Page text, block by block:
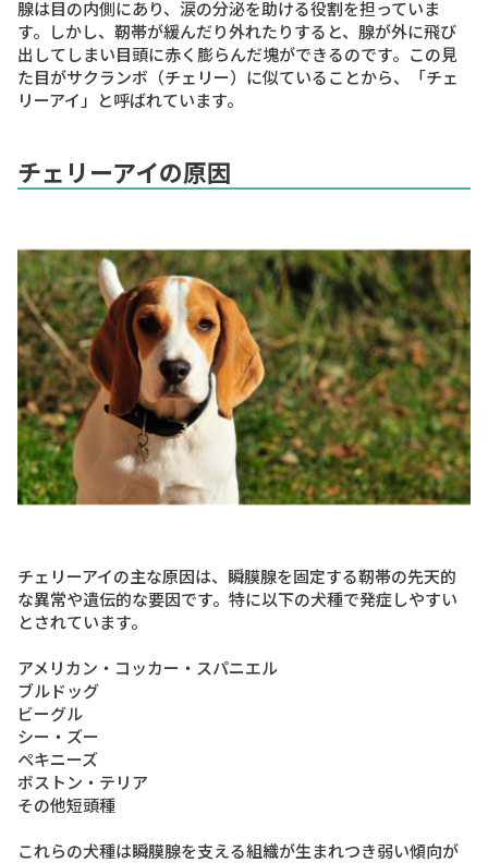
腺は目の内側にあり、涙の分泌を助ける役割を担っていま
す。しかし、靭帯が緩んだり外れたりすると、腺が外に飛び
出してしまい目頭に赤く膨らんだ塊ができるのです。この見
た目がサクランボ（チェリー）に似ていることから、「チェ
リーアイ」と呼ばれています。
チェリーアイの原因
チェリーアイの主な原因は、瞬膜腺を固定する靭帯の先天的
な異常や遺伝的な要因です。特に以下の犬種で発症しやすい
とされています。
アメリカン・コッカー・スパニエル
ブルドッグ
ビーグル
シー・ズー
ペキニーズ
ボストン・テリア
その他短頭種
これらの犬種は瞬膜腺を支える組織が生まれつき弱い傾向が